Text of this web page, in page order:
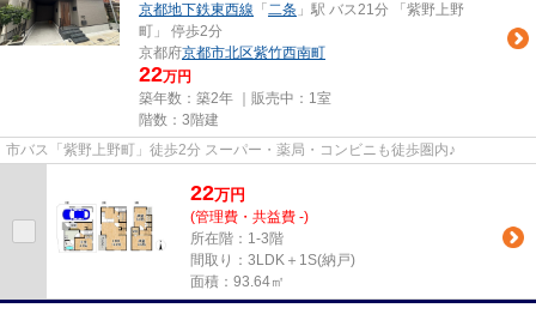
京都地下鉄東西線 「 二条 」駅 バス21分 「紫野上野
町」 停歩2分
京都府京都市北区紫竹西南町
22万円
築年数：築2年 ｜販売中： 1室
階数：3階建
市バス「紫野上野町」徒歩2分 スーパー・薬局・コンビニも徒歩圏内♪
22万円
(管理費・共益費 -)
所在階：1-3階
間取り：3LDK＋1S(納戸)
面積：93.64㎡